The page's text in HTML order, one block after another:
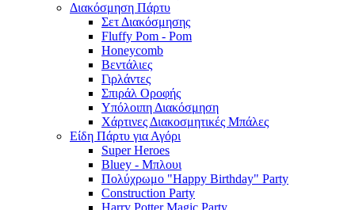
Διακόσμηση Πάρτυ
Σετ Διακόσμησης
Fluffy Pom - Pom
Honeycomb
Βεντάλιες
Γιρλάντες
Σπιράλ Οροφής
Υπόλοιπη Διακόσμηση
Χάρτινες Διακοσμητικές Μπάλες
Είδη Πάρτυ για Αγόρι
Super Heroes
Bluey - Μπλουι
Πολύχρωμο "Happy Birthday" Party
Construction Party